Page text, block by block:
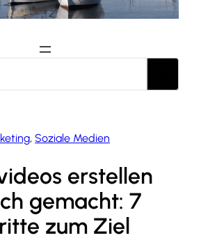
, Soziale Medien
erstellen
gemacht: 7
zum Ziel